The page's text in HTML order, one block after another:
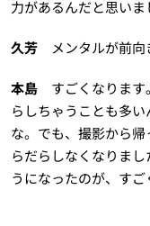
力があるんだと思いま
久芳メンタルが前向
本島すごくなります
らしちゃうことも多
な。でも、撮影から
らだらしなくなりま
うになったのが、すご